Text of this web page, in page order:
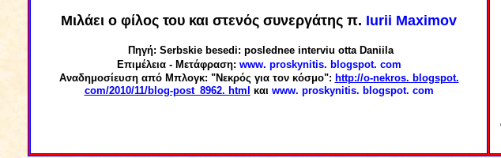
Μιλάει ο φίλος του και στενός συνεργάτης π. Iurii Maximov
Πηγή: Serbskie besedi: poslednee interviu otta Daniila
Eπιμέλεια - Μετάφραση: www. proskynitis. blogspot. com
Αναδημοσίευση από Μπλογκ: "Νεκρός για τον κόσμο": http://o-nekros. blogspot.
com/2010/11/blog-post_8962. html και www. proskynitis. blogspot. com